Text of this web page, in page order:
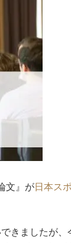
文』が日本ス
きましたが、